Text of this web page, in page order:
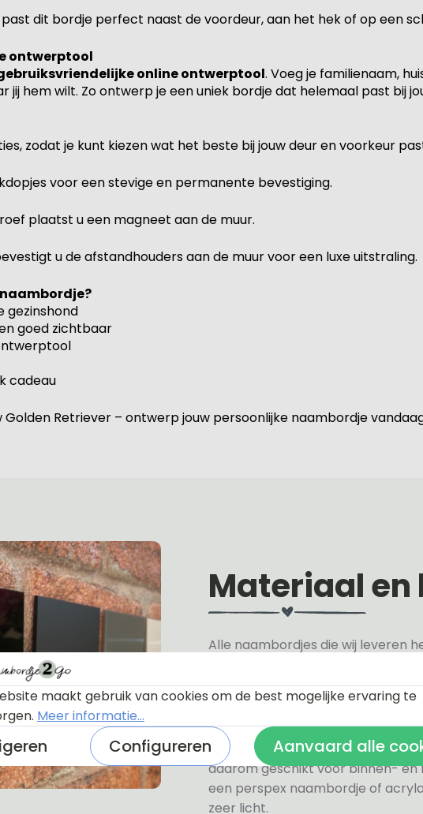
past dit bordje perfect naast de voordeur, aan het hek of op een
ontwerptool
online ontwerptool. Voeg je familienaam,
hem wilt. Zo ontwerp je een uniek bordje dat helemaal past bij
zodat je kunt kiezen wat het beste bij jouw deur en voorkeur
voor een stevige en permanente bevestiging.
plaatst u een magneet aan de muur.
u de afstandhouders aan de muur voor een luxe uitstraling.
gezinshond
goed zichtbaar
cadeau
Retriever – ontwerp jouw persoonlijke naambordje
Materiaal en
Alle naambordjes die wij leveren
Het plexiglas is van nature
verkrijgen, hiervan hebben wij de
Het naambordje is een laser
daarom geschikt voor binnen-
een perspex naambordje of
zeer licht.
maakt gebruik van cookies om de best mogelijke ervaring te
Meer informatie...
Configureren Aanvaard alle